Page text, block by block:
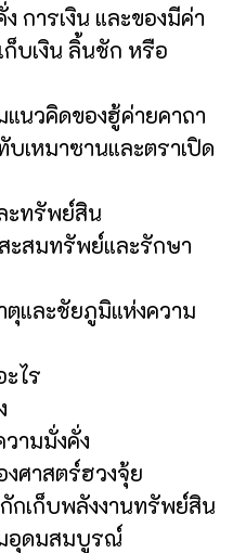
การเงิน และของมีค่า
ก็บเงิน ลิ้นชัก หรือ
แนวคิดของฮู้ค่ายคาถา
เหมาซานและตราเปิด
ะทรัพย์สิน
ะสมทรัพย์และรักษา
ตุและชัยภูมิแห่งความ
ไร
ามมั่งคั่ง
ศาสตร์ฮวงจุ้ย
เก็บพลังงานทรัพย์สิน
อุดมสมบูรณ์